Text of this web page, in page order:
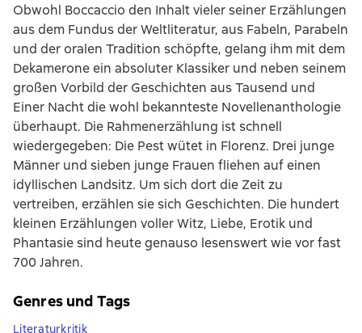
Obwohl Boccaccio den Inhalt vieler seiner Erzählungen
aus dem Fundus der Weltliteratur, aus Fabeln, Parabeln
und der oralen Tradition schöpfte, gelang ihm mit dem
Dekamerone ein absoluter Klassiker und neben seinem
großen Vorbild der Geschichten aus Tausend und
Einer Nacht die wohl bekannteste Novellenanthologie
überhaupt. Die Rahmenerzählung ist schnell
wiedergegeben: Die Pest wütet in Florenz. Drei junge
Männer und sieben junge Frauen fliehen auf einen
idyllischen Landsitz. Um sich dort die Zeit zu
vertreiben, erzählen sie sich Geschichten. Die hundert
kleinen Erzählungen voller Witz, Liebe, Erotik und
Phantasie sind heute genauso lesenswert wie vor fast
700 Jahren.
Genres und Tags
Literaturkritik